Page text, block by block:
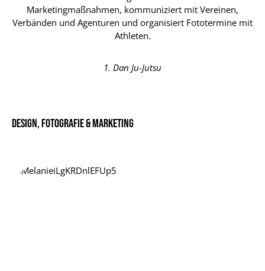
Marketingmaßnahmen, kommuniziert mit Vereinen,
Verbänden und Agenturen und organisiert Fototermine mit
Athleten.
1. Dan Ju-Jutsu
Design, Fotografie & Marketing